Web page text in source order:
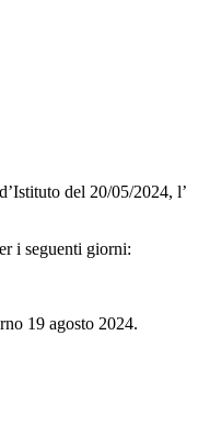
del 20/05/2024, l’
i seguenti giorni:
19 agosto 2024.